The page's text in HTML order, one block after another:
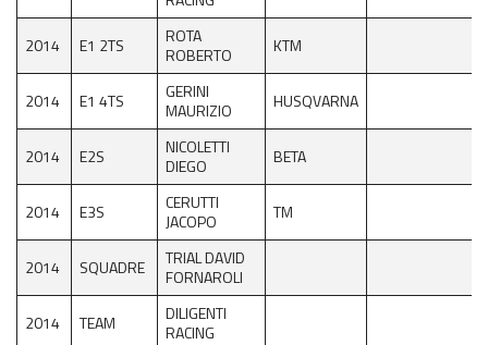
2014
E1 2TS
ROTA
ROBERTO
KTM
2014 E1 4TS
GERINI
MAURIZIO
HUSQVARNA
2014 E2S
NICOLETTI
DIEGO
BETA
2014 E3S
CERUTTI
JACOPO
TM
2014 SQUADRE
TRIAL DAVID
FORNAROLI
2014
TEAM
DILIGENTI
RACING